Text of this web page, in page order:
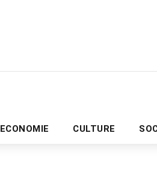
ECONOMIE CULTURE